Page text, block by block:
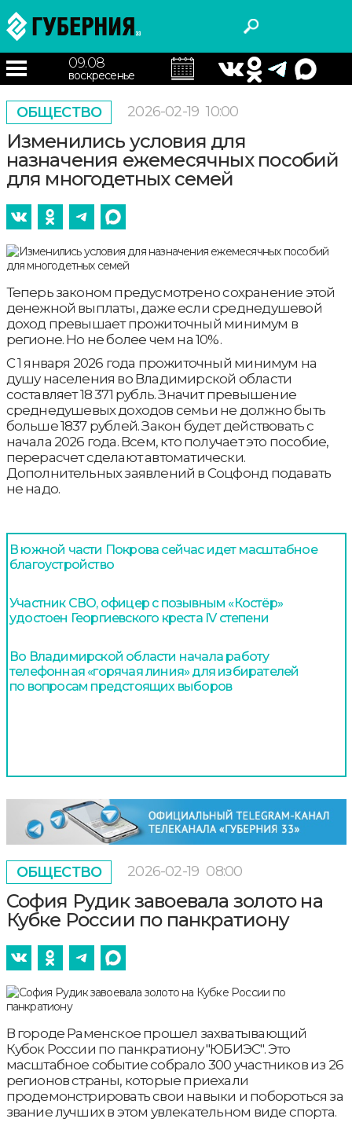
09.08
воскресенье
ОБЩЕСТВО 2026-02-19 10:00
Изменились условия для
назначения ежемесячных пособий
для многодетных семей
Теперь законом предусмотрено сохранение этой
денежной выплаты, даже если среднедушевой
доход превышает прожиточный минимум в
регионе. Но не более чем на 10%.
С 1 января 2026 года прожиточный минимум на
душу населения во Владимирской области
составляет 18 371 рубль. Значит превышение
среднедушевых доходов семьи не должно быть
больше 1837 рублей. Закон будет действовать с
начала 2026 года. Всем, кто получает это пособие,
перерасчет сделают автоматически.
Дополнительных заявлений в Соцфонд подавать
не надо.
В южной части Покрова сейчас идет масштабное
благоустройство
Участник СВО, офицер с позывным «Костёр»
удостоен Георгиевского креста IV степени
Во Владимирской области начала работу
телефонная «горячая линия» для избирателей
по вопросам предстоящих выборов
ОБЩЕСТВО 2026-02-19 08:00
София Рудик завоевала золото на
Кубке России по панкратиону
В городе Раменское прошел захватывающий
Кубок России по панкратиону "ЮБИЭС". Это
масштабное событие собрало 300 участников из 26
регионов страны, которые приехали
продемонстрировать свои навыки и побороться за
звание лучших в этом увлекательном виде спорта.